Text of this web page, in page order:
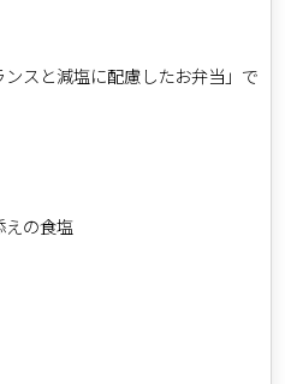
スと減塩に配慮したお弁当」で
えの食塩